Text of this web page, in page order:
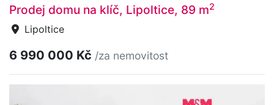
Prodej domu na klíč, Lipoltice, 89 m2
Lipoltice
6 990 000 Kč /za nemovitost